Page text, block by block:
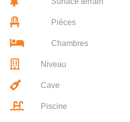
Pièces
Chambres
Niveau
Cave
Piscine